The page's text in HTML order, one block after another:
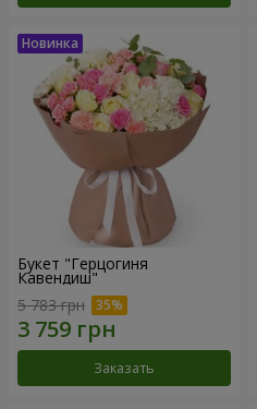
Букет "Герцогиня
Кавендиш"
5 783 грн
Заказать